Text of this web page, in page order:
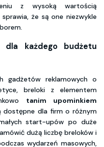
z wysoką wartością
że są one niezwykle
dla każdego budżetu
gadżetów reklamowych o
breloki z elementem
tanim upominkiem
dostępne dla firm o różnym
start-upów po duże
dużą liczbę breloków i
wydarzeń masowych,